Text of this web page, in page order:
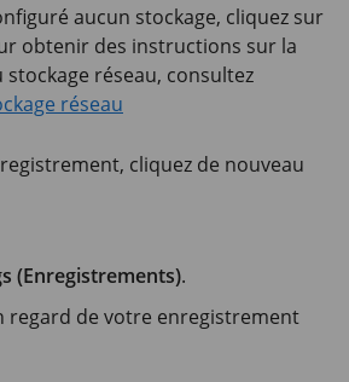
aucun stockage, cliquez sur
obtenir des instructions sur la
réseau, consultez
réseau
cliquez de nouveau
(Enregistrements).
regard de votre enregistrement